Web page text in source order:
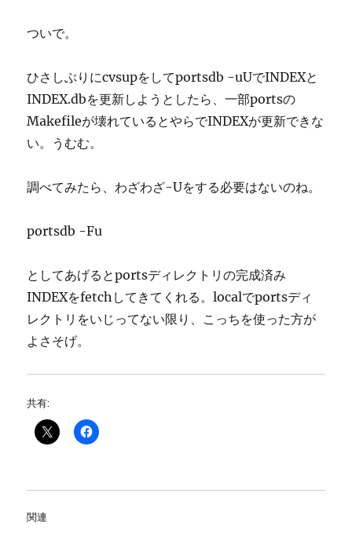
ついで。
ひさしぶりにcvsupをしてportsdb -uUでINDEXと
INDEX.dbを更新しようとしたら、一部portsの
Makefileが壊れているとやらでINDEXが更新できな
い。うむむ。
調べてみたら、わざわざ-Uをする必要はないのね。
portsdb -Fu
としてあげるとportsディレクトリの完成済み
INDEXをfetchしてきてくれる。localでportsディ
レクトリをいじってない限り、こっちを使った方が
よさそげ。
共有:
関連